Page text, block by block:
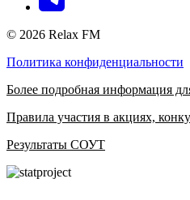
© 2026 Relax FM
Политика конфиденциальности
Более подробная информация
Правила участия в акциях,
Результаты СОУТ